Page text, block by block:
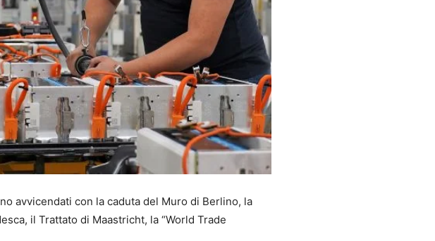
avvicendati con la caduta del Muro di Berlino, la
il Trattato di Maastricht, la “World Trade